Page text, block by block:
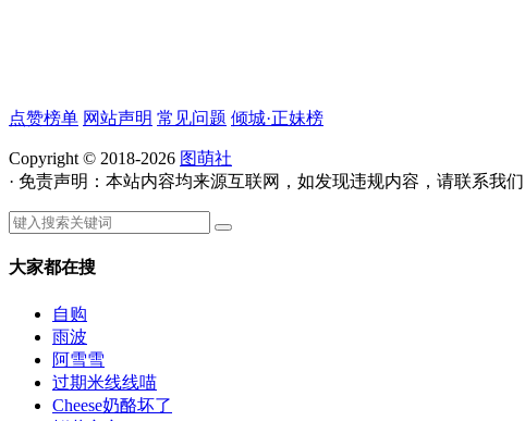
点赞榜单 网站声明 常见问题 倾城·正妹榜
Copyright © 2018-2026 图萌社
· 免责声明：本站内容均来源互联网，如发现违规内容，请联系我
大家都在搜
自购
雨波
阿雪雪
过期米线线喵
Cheese奶酪坏了